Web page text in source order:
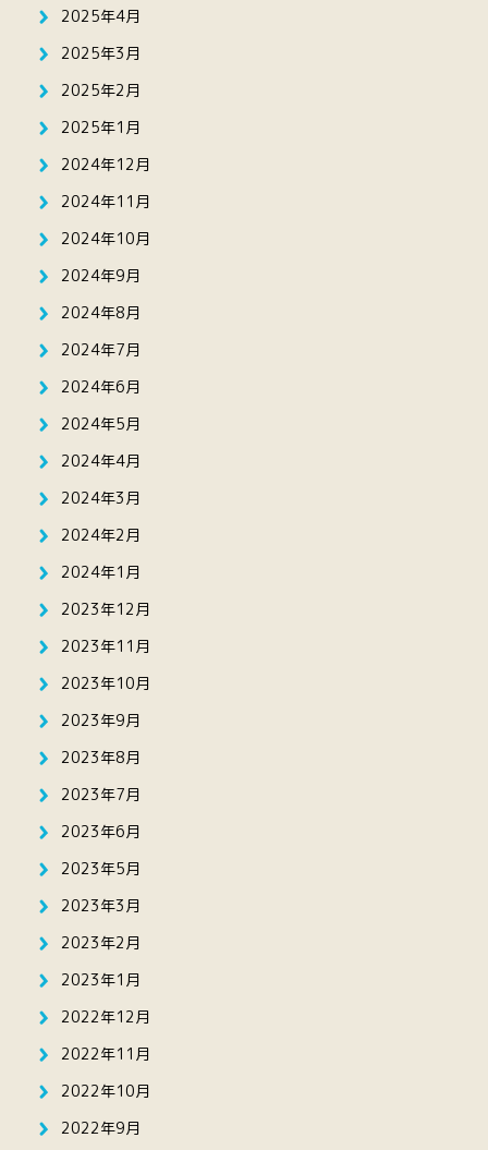
2025年4月
2025年3月
2025年2月
2025年1月
2024年12月
2024年11月
2024年10月
2024年9月
2024年8月
2024年7月
2024年6月
2024年5月
2024年4月
2024年3月
2024年2月
2024年1月
2023年12月
2023年11月
2023年10月
2023年9月
2023年8月
2023年7月
2023年6月
2023年5月
2023年3月
2023年2月
2023年1月
2022年12月
2022年11月
2022年10月
2022年9月